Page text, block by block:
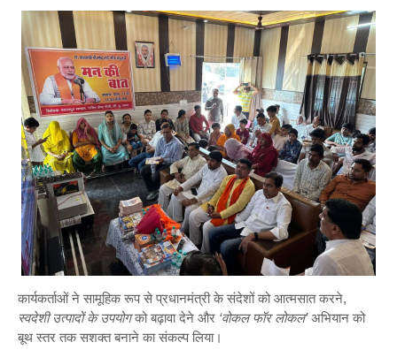
कार्यकर्ताओं ने सामूहिक रूप से प्रधानमंत्री के संदेशों को आत्मसात करने,
स्वदेशी उत्पादों के उपयोगको बढ़ावा देने और ‘वोकल फॉर लोकल’अभियान को
बूथ स्तर तक सशक्त बनाने का संकल्प लिया।